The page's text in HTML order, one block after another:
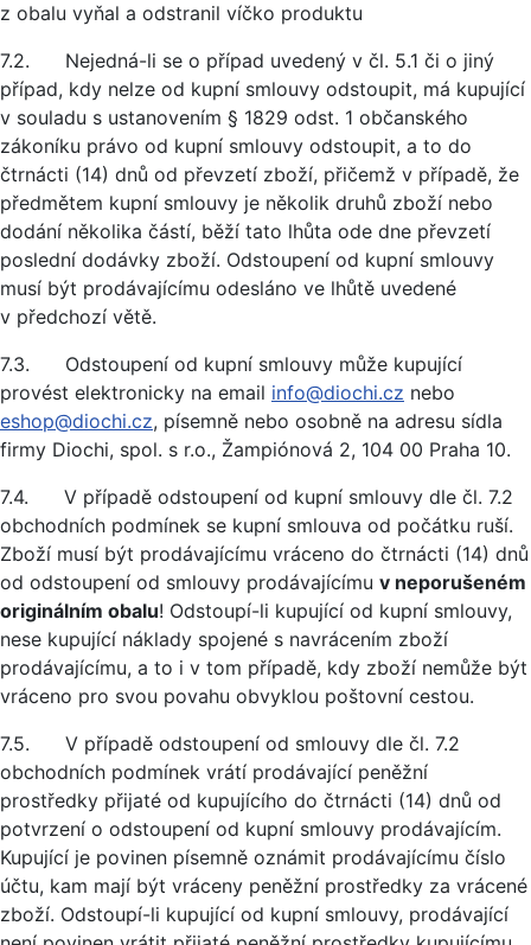
z obalu vyňal a odstranil víčko produktu
7.2. Nejedná-li se o případ uvedený v čl. 5.1 či o jiný
případ, kdy nelze od kupní smlouvy odstoupit, má kupující
v souladu s ustanovením § 1829 odst. 1 občanského
zákoníku právo od kupní smlouvy odstoupit, a to do
čtrnácti (14) dnů od převzetí zboží, přičemž v případě, že
předmětem kupní smlouvy je několik druhů zboží nebo
dodání několika částí, běží tato lhůta ode dne převzetí
poslední dodávky zboží. Odstoupení od kupní smlouvy
musí být prodávajícímu odesláno ve lhůtě uvedené
v předchozí větě.
7.3. Odstoupení od kupní smlouvy může kupující
provést elektronicky na email info@diochi.cz nebo
eshop@diochi.cz, písemně nebo osobně na adresu sídla
firmy Diochi, spol. s r.o., Žampiónová 2, 104 00 Praha 10.
7.4. V případě odstoupení od kupní smlouvy dle čl. 7.2
obchodních podmínek se kupní smlouva od počátku ruší.
Zboží musí být prodávajícímu vráceno do čtrnácti (14) dnů
od odstoupení od smlouvy prodávajícímu v neporušeném
originálním obalu! Odstoupí-li kupující od kupní smlouvy,
nese kupující náklady spojené s navrácením zboží
prodávajícímu, a to i v tom případě, kdy zboží nemůže být
vráceno pro svou povahu obvyklou poštovní cestou.
7.5. V případě odstoupení od smlouvy dle čl. 7.2
obchodních podmínek vrátí prodávající peněžní
prostředky přijaté od kupujícího do čtrnácti (14) dnů od
potvrzení o odstoupení od kupní smlouvy prodávajícím.
Kupující je povinen písemně oznámit prodávajícímu číslo
účtu, kam mají být vráceny peněžní prostředky za vrácené
zboží. Odstoupí-li kupující od kupní smlouvy, prodávající